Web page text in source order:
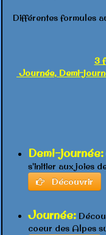
Différentes formules
3
Journée, Demi-
Demi-journée:
s'initier aux
Découvrir
Journée:
coeur des Alpes